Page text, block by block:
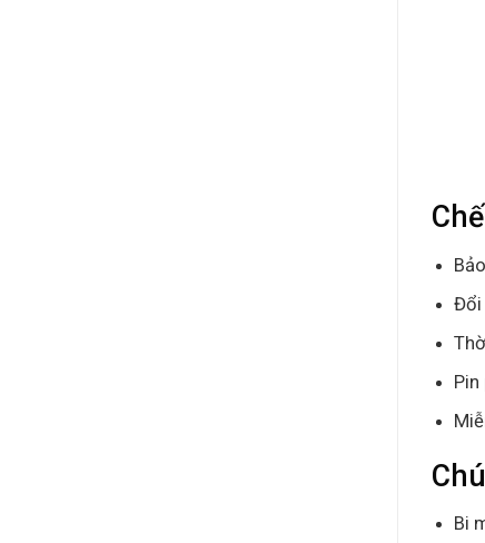
Đổi
Pin
Bi